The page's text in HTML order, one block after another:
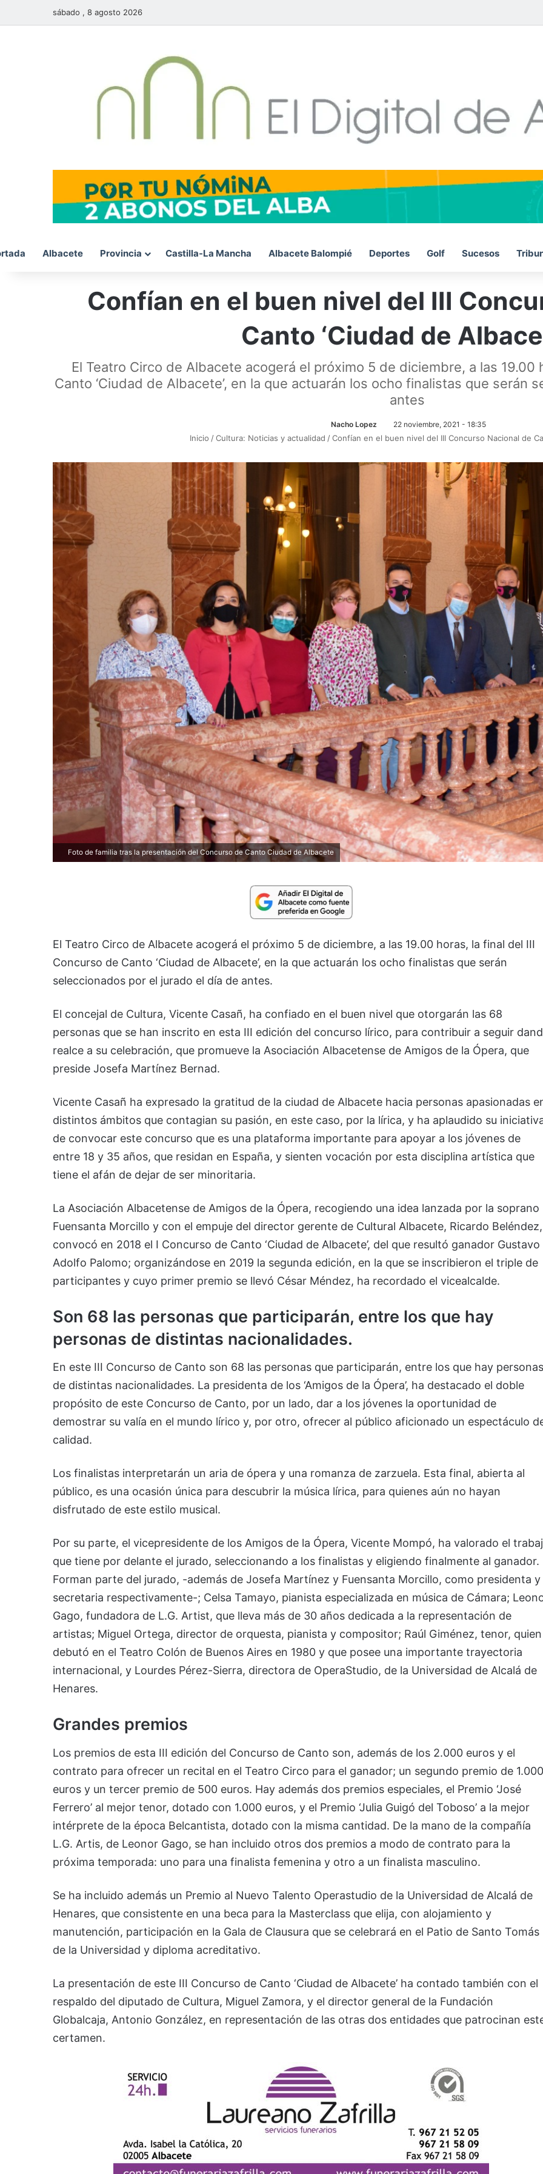
sábado , 8 agosto 2026
Albacete Provincia Castilla-La Mancha Albacete Balompié Deportes Golf Sucesos
Confían en el buen nivel del III
Canto ‘Ciudad de
El Teatro Circo de Albacete acogerá el próximo 5 de diciembre, a las
Canto ‘Ciudad de Albacete’, en la que actuarán los ocho finalistas que serán
antes
Nacho Lopez 22 noviembre, 2021 - 18:35
Inicio / Cultura: Noticias y actualidad / Confían en el buen nivel del III Concurso Nacional de
Foto de familia tras la presentación del Concurso de Canto Ciudad de Albacete
El Teatro Circo de Albacete acogerá el próximo 5 de diciembre, a las 19.00 horas, la final del III
Concurso de Canto ‘Ciudad de Albacete’, en la que actuarán los ocho finalistas que serán
seleccionados por el jurado el día de antes.
El concejal de Cultura, Vicente Casañ, ha confiado en el buen nivel que otorgarán las 68
personas que se han inscrito en esta III edición del concurso lírico, para contribuir a seguir
realce a su celebración, que promueve la Asociación Albacetense de Amigos de la Ópera, que
preside Josefa Martínez Bernad.
Vicente Casañ ha expresado la gratitud de la ciudad de Albacete hacia personas apasionadas
distintos ámbitos que contagian su pasión, en este caso, por la lírica, y ha aplaudido su
de convocar este concurso que es una plataforma importante para apoyar a los jóvenes de
entre 18 y 35 años, que residan en España, y sienten vocación por esta disciplina artística que
tiene el afán de dejar de ser minoritaria.
La Asociación Albacetense de Amigos de la Ópera, recogiendo una idea lanzada por la soprano
Fuensanta Morcillo y con el empuje del director gerente de Cultural Albacete, Ricardo Beléndez,
convocó en 2018 el I Concurso de Canto ‘Ciudad de Albacete’, del que resultó ganador Gustavo
Adolfo Palomo; organizándose en 2019 la segunda edición, en la que se inscribieron el triple de
participantes y cuyo primer premio se llevó César Méndez, ha recordado el vicealcalde.
Son 68 las personas que participarán, entre los que hay
personas de distintas nacionalidades.
En este III Concurso de Canto son 68 las personas que participarán, entre los que hay personas
de distintas nacionalidades. La presidenta de los ‘Amigos de la Ópera’, ha destacado el doble
propósito de este Concurso de Canto, por un lado, dar a los jóvenes la oportunidad de
demostrar su valía en el mundo lírico y, por otro, ofrecer al público aficionado un espectáculo
calidad.
Los finalistas interpretarán un aria de ópera y una romanza de zarzuela. Esta final, abierta al
público, es una ocasión única para descubrir la música lírica, para quienes aún no hayan
disfrutado de este estilo musical.
Por su parte, el vicepresidente de los Amigos de la Ópera, Vicente Mompó, ha valorado el
que tiene por delante el jurado, seleccionando a los finalistas y eligiendo finalmente al ganador.
Forman parte del jurado, -además de Josefa Martínez y Fuensanta Morcillo, como presidenta y
secretaria respectivamente-; Celsa Tamayo, pianista especializada en música de Cámara;
Gago, fundadora de L.G. Artist, que lleva más de 30 años dedicada a la representación de
artistas; Miguel Ortega, director de orquesta, pianista y compositor; Raúl Giménez, tenor, quien
debutó en el Teatro Colón de Buenos Aires en 1980 y que posee una importante trayectoria
internacional, y Lourdes Pérez-Sierra, directora de OperaStudio, de la Universidad de Alcalá de
Henares.
Grandes premios
Los premios de esta III edición del Concurso de Canto son, además de los 2.000 euros y el
contrato para ofrecer un recital en el Teatro Circo para el ganador; un segundo premio de 1.000
euros y un tercer premio de 500 euros. Hay además dos premios especiales, el Premio ‘José
Ferrero’ al mejor tenor, dotado con 1.000 euros, y el Premio ‘Julia Guigó del Toboso’ a la mejor
intérprete de la época Belcantista, dotado con la misma cantidad. De la mano de la compañía
L.G. Artis, de Leonor Gago, se han incluido otros dos premios a modo de contrato para la
próxima temporada: uno para una finalista femenina y otro a un finalista masculino.
Se ha incluido además un Premio al Nuevo Talento Operastudio de la Universidad de Alcalá de
Henares, que consistente en una beca para la Masterclass que elija, con alojamiento y
manutención, participación en la Gala de Clausura que se celebrará en el Patio de Santo Tomás
de la Universidad y diploma acreditativo.
La presentación de este III Concurso de Canto ‘Ciudad de Albacete’ ha contado también con el
respaldo del diputado de Cultura, Miguel Zamora, y el director general de la Fundación
Globalcaja, Antonio González, en representación de las otras dos entidades que patrocinan
certamen.